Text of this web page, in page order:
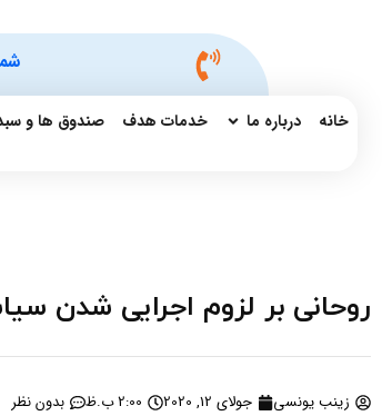
خانه درباره ما خدمات هدف صندوق ها و
روحانی بر لزوم اجرایی شدن
زینب یونسی جولای 12, 2020 2:00 ب.ظ بدون نظر